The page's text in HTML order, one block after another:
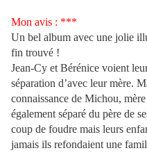
Mon avis : ***
Un bel album avec une jolie
fin trouvé !
Jean-Cy et Bérénice voient
séparation d’avec leur mère.
connaissance de Michou,
également séparé du père de
coup de foudre mais leurs
jamais ils refondaient une